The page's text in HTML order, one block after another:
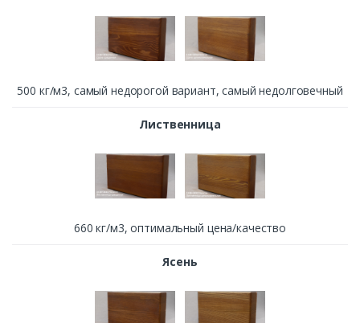
500 кг/м3, cамый недорогой вариант, самый недолговечный
Лиственница
660 кг/м3, оптимальный цена/качество
Ясень